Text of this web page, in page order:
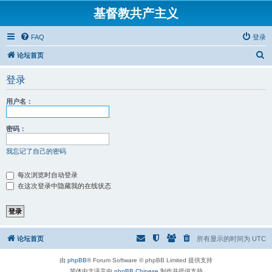
基督教共产主义
FAQ 登录
论坛首页
登录
用户名：
密码：
我忘记了自己的密码
每次浏览时自动登录
在这次登录中隐藏我的在线状态
论坛首页 所有显示的时间为 UTC
由 phpBB® Forum Software © phpBB Limited 提供支持